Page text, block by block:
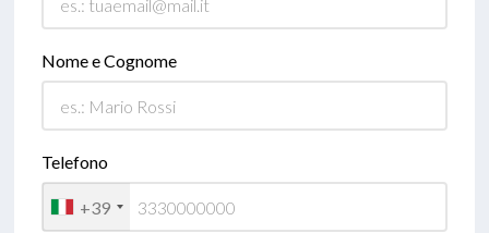
Nome e Cognome
Telefono
+39